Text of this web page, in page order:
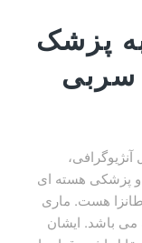
پزشک
سربی
و پزشکی هسته ای
هست. ماری
می باشد. ایشان